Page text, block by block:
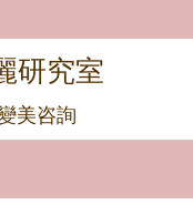
研究室
美咨詢